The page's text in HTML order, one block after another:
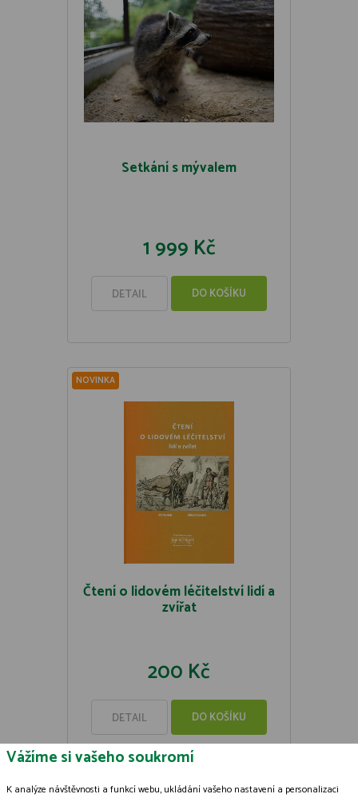
Setkání s mývalem
1 999 Kč
DETAIL DO KOŠÍKU
NOVINKA
Čtení o lidovém léčitelství lidí a
zvířat
200 Kč
DETAIL DO KOŠÍKU
Vážíme si vašeho soukromí
K analýze návštěvnosti a funkcí webu, ukládání vašeho nastavení a personalizaci